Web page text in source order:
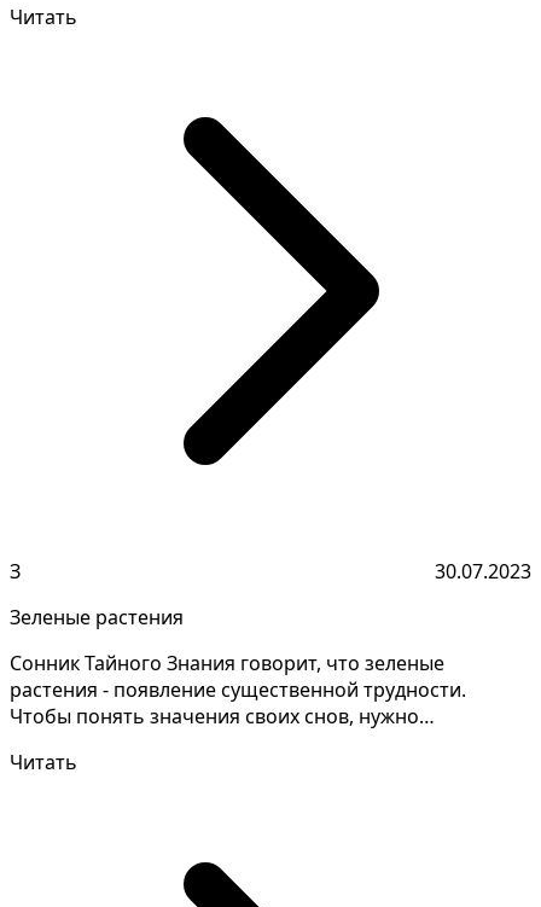
Читать
З
30.07.2023
Зеленые растения
Сонник Тайного Знания говорит, что зеленые
растения - появление существенной трудности.
Чтобы понять значения своих снов, нужно
Читать